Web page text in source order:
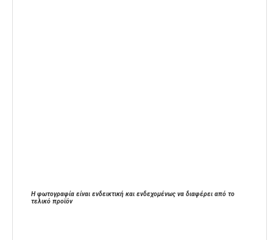
Η φωτογραφία είναι ενδεικτική και ενδεχομένως να διαφέρει από το
τελικό προϊόν